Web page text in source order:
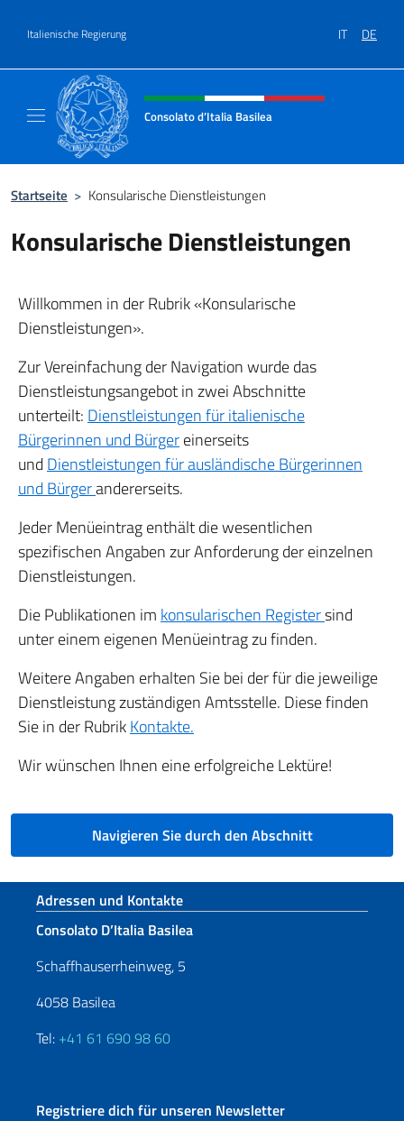
Italienische Regierung IT DE
Header-Site, Social und Menü
Consolato d’Italia Basilea
Startseite > Konsularische Dienstleistungen
Konsularische Dienstleistungen
Willkommen in der Rubrik «Konsularische
Dienstleistungen».
Zur Vereinfachung der Navigation wurde das
Dienstleistungsangebot in zwei Abschnitte
unterteilt: Dienstleistungen für italienische
Bürgerinnen und Bürgereinerseits
und Dienstleistungen für ausländische Bürgerinnen
und Bürgerandererseits.
Jeder Menüeintrag enthält die wesentlichen
spezifischen Angaben zur Anforderung der einzelnen
Dienstleistungen.
Die Publikationen im konsularischen Registersind
unter einem eigenen Menüeintrag zu finden.
Weitere Angaben erhalten Sie bei der für die jeweilige
Dienstleistung zuständigen Amtsstelle. Diese finden
Sie in der RubrikKontakte.
Wir wünschen Ihnen eine erfolgreiche Lektüre!
Navigieren Sie durch den Abschnitt
Fußbereich
Adressen und Kontakte
Consolato D’Italia Basilea
Schaffhauserrheinweg, 5
4058 Basilea
Tel: +41 61 690 98 60
Registriere dich für unseren Newsletter